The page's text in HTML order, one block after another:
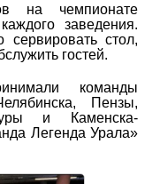
на чемпионате
заведения.
стол,
гостей.
команды
Пензы,
и Каменска-
Легенда Урала»